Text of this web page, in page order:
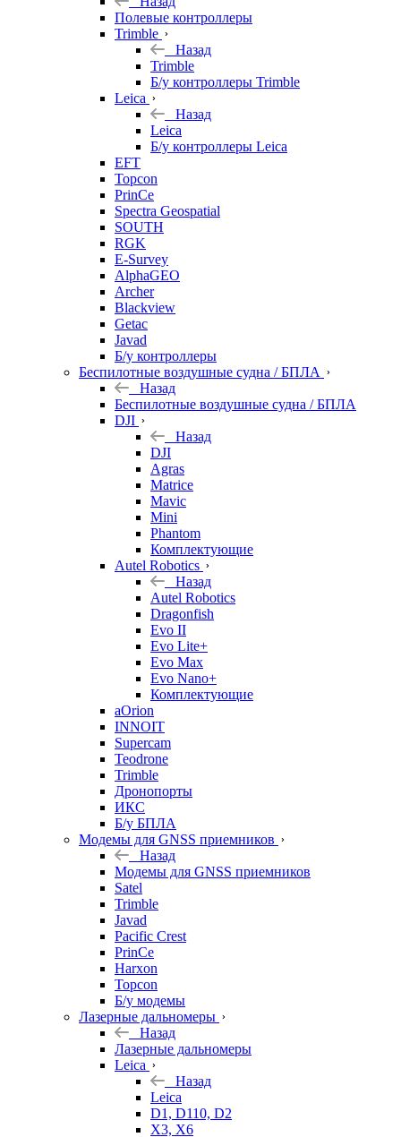
Полевые контроллеры
Trimble
Назад
Trimble
Б/у контроллеры Trimble
Leica
Назад
Leica
Б/у контроллеры Leica
EFT
Topcon
PrinCe
Spectra Geospatial
SOUTH
RGK
E-Survey
AlphaGEO
Archer
Blackview
Getac
Javad
Б/у контроллеры
Беспилотные воздушные судна / БПЛА
Назад
Беспилотные воздушные судна / БПЛА
DJI
Назад
DJI
Agras
Matrice
Mavic
Mini
Phantom
Комплектующие
Autel Robotics
Назад
Autel Robotics
Dragonfish
Evo II
Evo Lite+
Evo Max
Evo Nano+
Комплектующие
aOrion
INNOIT
Supercam
Teodrone
Trimble
Дронопорты
ИКС
Б/у БПЛА
Модемы для GNSS приемников
Назад
Модемы для GNSS приемников
Satel
Trimble
Javad
Pacific Crest
PrinCe
Harxon
Topcon
Б/у модемы
Лазерные дальномеры
Назад
Лазерные дальномеры
Leica
Назад
Leica
D1, D110, D2
X3, X6